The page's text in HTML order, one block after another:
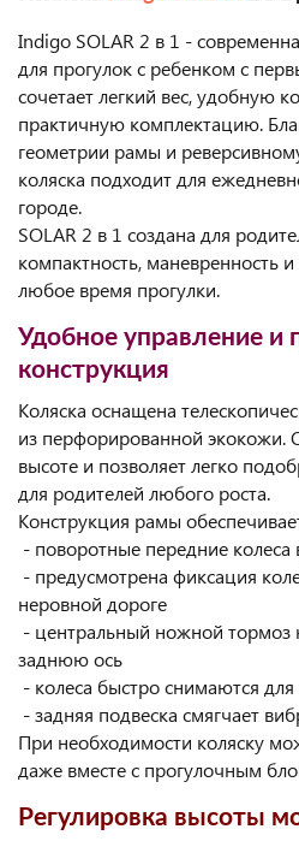
Indigo SOLAR 2 в 1 -
для прогулок с ребенком с
сочетает легкий вес, удобную
практичную комплектацию.
геометрии рамы и
коляска подходит для
городе.
SOLAR 2 в 1 создана для
компактность, маневренность
любое время прогулки.
Удобное управление и
конструкция
Коляска оснащена
из перфорированной экокожи.
высоте и позволяет легко
для родителей любого роста.
Конструкция рамы
- поворотные передние
- предусмотрена фиксация
неровной дороге
- центральный ножной тормоз
заднюю ось
- колеса быстро снимаются
- задняя подвеска смягчает
При необходимости коляску
даже вместе с прогулочным
Регулировка высоты